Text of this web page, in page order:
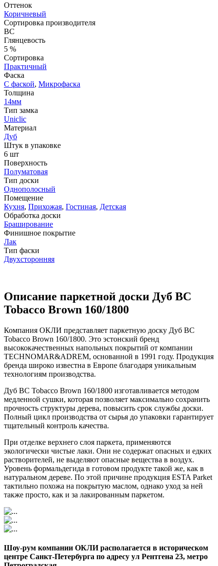
Оттенок
Коричневый
Сортировка производителя
BC
Глянцевость
5 %
Сортировка
Практичный
Фаска
С фаской, Микрофаска
Толщина
14мм
Тип замка
Uniclic
Материал
Дуб
Штук в упаковке
6 шт
Поверхность
Полуматовая
Тип доски
Однополосный
Помещение
Кухня, Прихожая, Гостиная, Детская
Обработка доски
Браширование
Финишное покрытие
Лак
Тип фаски
Двухсторонняя
Описание паркетной доски Дуб BC
Tobacco Brown 160/1800
Компания ОКЛИ представляет паркетную доску Дуб BC
Tobacco Brown 160/1800. Это эстонский бренд
высококачественных напольных покрытий от компании
TECHNOMAR&ADREM, основанной в 1991 году. Продукция
бренда широко известна в Европе благодаря уникальным
технологиям производства.
Дуб BC Tobacco Brown 160/1800 изготавливается методом
медленной сушки, которая позволяет максимально сохранить
прочность структуры дерева, повысить срок службы доски.
Полный цикл производства от сырья до упаковки гарантирует
тщательный контроль качества.
При отделке верхнего слоя паркета, применяются
экологически чистые лаки. Они не содержат опасных и едких
растворителей, не выделяют опасные вещества в воздух.
Уровень формальдегида в готовом продукте такой же, как в
натуральном дереве. По этой причине продукция ESTA Parket
тактильно похожа на покрытую маслом, однако уход за ней
также просто, как и за лакированным паркетом.
Шоу-рум компании ОКЛИ располагается в историческом
центре Санкт-Петербурга по адресу ул Рентгена 23, метро